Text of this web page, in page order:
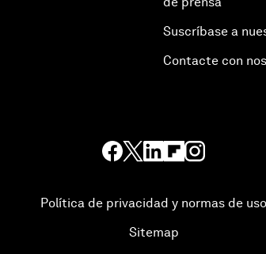
Suscríbase a
Contacte con
Política de privacidad y normas de uso
Sitemap